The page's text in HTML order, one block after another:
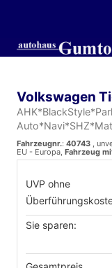
Volkswagen
Fahrzeugnr.: 40743 ,
EU - Europa, Fahrzeug
UVP ohne
Sie sparen: